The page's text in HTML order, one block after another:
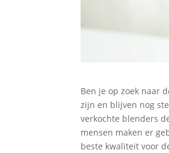
Ben je op zoek naar
zijn en blijven nog
verkochte blenders
mensen maken er
beste kwaliteit voor